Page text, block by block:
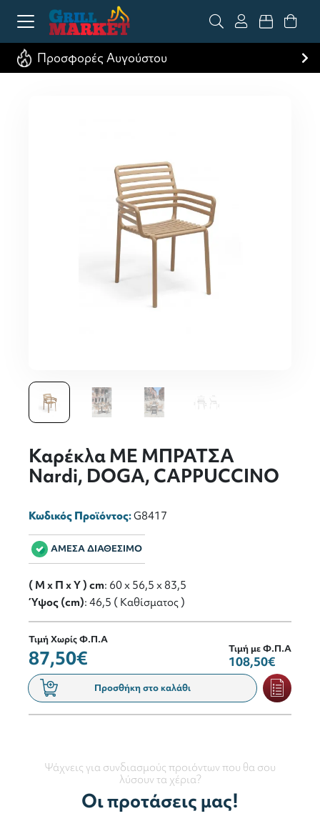
Προσφορές Αυγούστου
Καρέκλα ME ΜΠΡΑΤΣΑ
Nardi, DOGA, CAPPUCCINO
Κωδικός Προϊόντος:G8417
ΑΜΕΣΑ ΔΙΑΘΕΣΙΜΟ
( M x Π x Y ) cm: 60 x 56,5 x 83,5
Ύψος (cm): 46,5 ( Καθίσματος )
Τιμή Χωρίς Φ.Π.Α
87,50€ Τιμή με Φ.Π.Α
108,50€
Προσθήκη στο καλάθι
Ψάχνεις για συνδιασμούς προιόντων που θα σου
λύσουν τα χέρια?
Οι προτάσεις μας!